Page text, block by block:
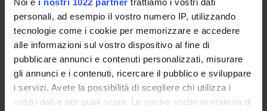
Noi e i nostri 1022 partner trattiamo i vostri dati
personali, ad esempio il vostro numero IP, utilizzando
tecnologie come i cookie per memorizzare e accedere
alle informazioni sul vostro dispositivo al fine di
pubblicare annunci e contenuti personalizzati, misurare
gli annunci e i contenuti, ricercare il pubblico e sviluppare
i servizi. Avete la possibilità di scegliere chi utilizza i
vostri dati e per quali scopi. Le vostre scelte in materia di
Theory
----------
* Operating systems
- Operating system architectures
- Starting the operating system
- Organization of mass storage